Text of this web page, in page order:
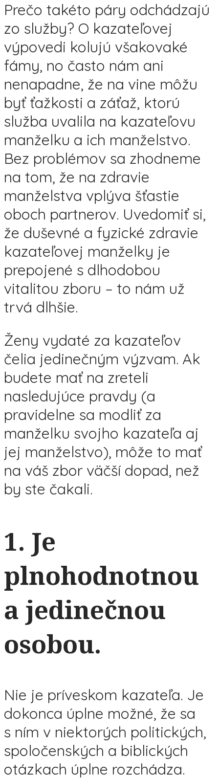
Prečo takéto páry odchádzajú
zo služby? O kazateľovej
výpovedi kolujú všakovaké
fámy, no často nám ani
nenapadne, že na vine môžu
byť ťažkosti a záťaž, ktorú
služba uvalila na kazateľovu
manželku a ich manželstvo.
Bez problémov sa zhodneme
na tom, že na zdravie
manželstva vplýva šťastie
oboch partnerov. Uvedomiť si,
že duševné a fyzické zdravie
kazateľovej manželky je
prepojené s dlhodobou
vitalitou zboru – to nám už
trvá dlhšie.
Ženy vydaté za kazateľov
čelia jedinečným výzvam. Ak
budete mať na zreteli
nasledujúce pravdy (a
pravidelne sa modliť za
manželku svojho kazateľa aj
jej manželstvo), môže to mať
na váš zbor väčší dopad, než
by ste čakali.
1. Je
plnohodnotnou
a jedinečnou
osobou.
Nie je príveskom kazateľa. Je
dokonca úplne možné, že sa
s ním v niektorých politických,
spoločenských a biblických
otázkach úplne rozchádza.